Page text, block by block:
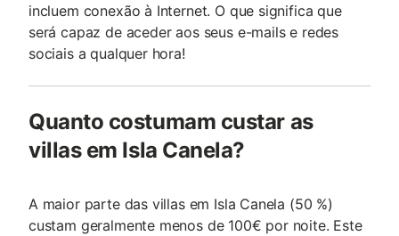
incluem conexão à Internet. O que significa que
será capaz de aceder aos seus e-mails e redes
sociais a qualquer hora!
Quanto costumam custar as
villas em Isla Canela?
A maior parte das villas em Isla Canela (50 %)
custam geralmente menos de 100€ por noite. Este